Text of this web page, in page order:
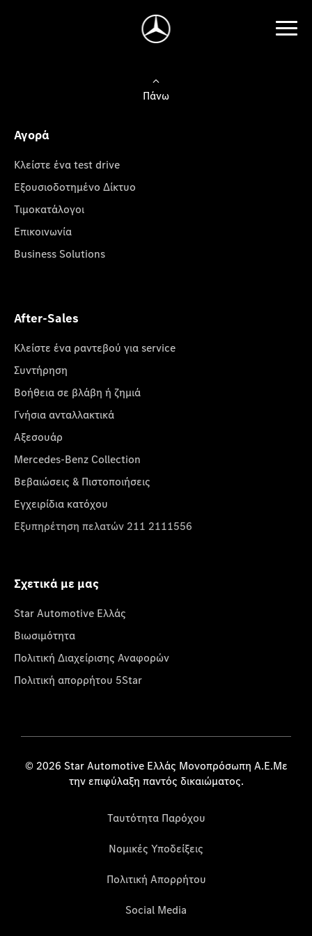
Πάνω
Αγορά
Κλείστε ένα test drive
Εξουσιοδοτημένο Δίκτυο
Τιμοκατάλογοι
Επικοινωνία
Business Solutions
After-Sales
Κλείστε ένα ραντεβού για service
Συντήρηση
Βοήθεια σε βλάβη ή ζημιά
Γνήσια ανταλλακτικά
Αξεσουάρ
Mercedes-Benz Collection
Βεβαιώσεις & Πιστοποιήσεις
Εγχειρίδια κατόχου
Εξυπηρέτηση πελατών 211 2111556
Σχετικά με μας
Star Automotive Ελλάς
Βιωσιμότητα
Πολιτική Διαχείρισης Αναφορών
Πολιτική απορρήτου 5Star
© 2026 Star Automotive Ελλάς Μονοπρόσωπη Α.Ε.Με
την επιφύλαξη παντός δικαιώματος.
Ταυτότητα Παρόχου
Νομικές Υποδείξεις
Πολιτική Απορρήτου
Social Media